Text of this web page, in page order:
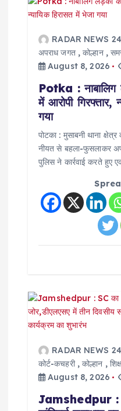
g
RADAR NEWS 24
अपराध जगत,कोल्हान,
August 8, 2026
Potka :
में आरोपी गिरफ्तार,
गया
पोटका : मुसाबनी थाना
नीयत से बहला-फुसलाकर
पुलिस ने कार्रवाई करते हुए
RADAR NEWS 24
कोर्ट-कचहरी,कोल्हान ,
August 8, 2026
Jamshedpur :